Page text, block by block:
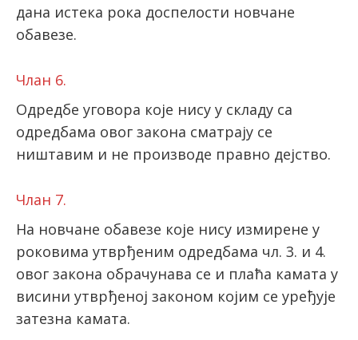
дана истека рока доспелости новчане
обавезе.
Члан 6.
Одредбе уговора које нису у складу са
одредбама овог закона сматрају се
ништавим и не производе правно дејство.
Члан 7.
На новчане обавезе које нису измирене у
роковима утврђеним одредбама чл. 3. и 4.
овог закона обрачунава се и плаћа камата у
висини утврђеној законом којим се уређује
затезна камата.